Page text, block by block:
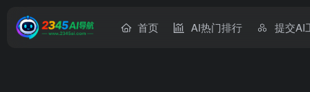
首页 AI热门排行 提交AI